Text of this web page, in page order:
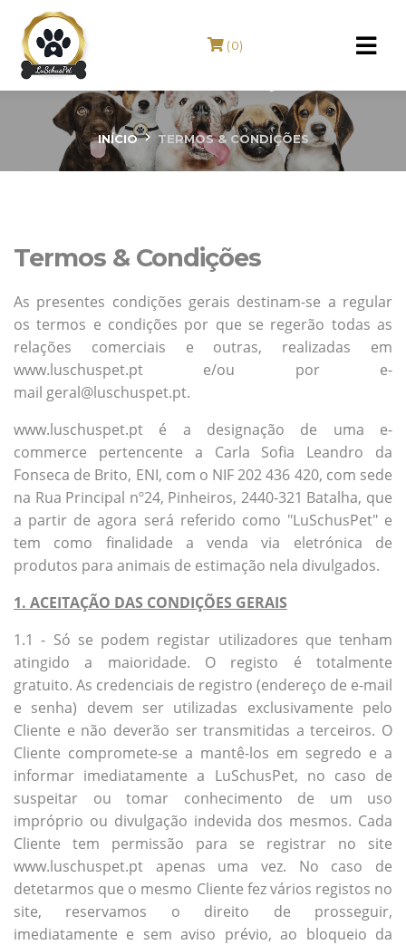
(0)
INÍCIO TERMOS & CONDIÇÕES
Termos & Condições
As presentes condições gerais destinam-se a regular
os termos e condições por que se regerão todas as
relações comerciais e outras, realizadas em
www.luschuspet.pt e/ou por e-
mail geral@luschuspet.pt.
www.luschuspet.pt é a designação de uma e-
commerce pertencente a Carla Sofia Leandro da
Fonseca de Brito, ENI, com o NIF 202 436 420, com sede
na Rua Principal nº24, Pinheiros, 2440-321 Batalha, que
a partir de agora será referido como "LuSchusPet" e
tem como finalidade a venda via eletrónica de
produtos para animais de estimação nela divulgados.
1. ACEITAÇÃO DAS CONDIÇÕES GERAIS
1.1 - Só se podem registar utilizadores que tenham
atingido a maioridade. O registo é totalmente
gratuito. As credenciais de registro (endereço de e-mail
e senha) devem ser utilizadas exclusivamente pelo
Cliente e não deverão ser transmitidas a terceiros. O
Cliente compromete-se a mantê-los em segredo e a
informar imediatamente a LuSchusPet, no caso de
suspeitar ou tomar conhecimento de um uso
impróprio ou divulgação indevida dos mesmos. Cada
Cliente tem permissão para se registrar no site
www.luschuspet.pt apenas uma vez. No caso de
detetarmos que o mesmo Cliente fez vários registos no
site, reservamos o direito de prosseguir,
imediatamente e sem aviso prévio, ao bloqueio da